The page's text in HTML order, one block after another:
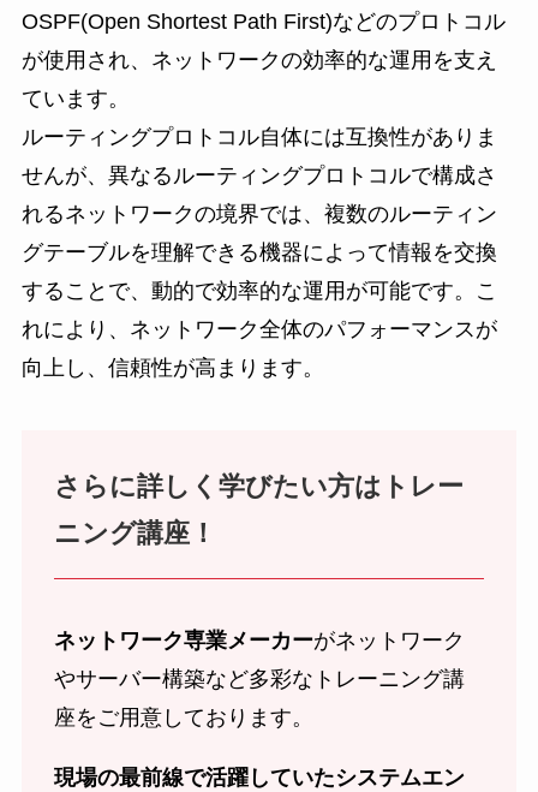
OSPF(Open Shortest Path First)などのプロトコル
が使用され、ネットワークの効率的な運用を支え
ています。
ルーティングプロトコル自体には互換性がありま
せんが、異なるルーティングプロトコルで構成さ
れるネットワークの境界では、複数のルーティン
グテーブルを理解できる機器によって情報を交換
することで、動的で効率的な運用が可能です。こ
れにより、ネットワーク全体のパフォーマンスが
向上し、信頼性が高まります。
さらに詳しく学びたい方は トレー
ニング講座！
ネットワーク専業メーカーがネットワーク
やサーバー構築など多彩なトレーニング講
座をご用意しております。
現場の最前線で活躍していたシステムエン